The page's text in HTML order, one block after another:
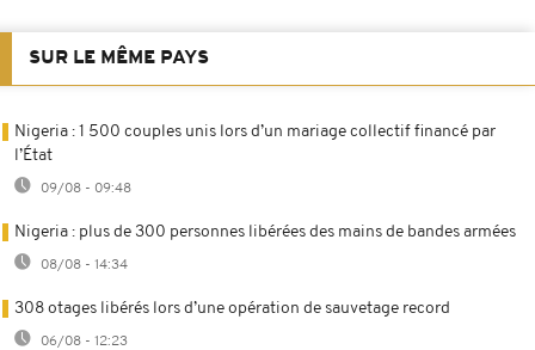
SUR LE MÊME PAYS
Nigeria : 1 500 couples unis lors d’un mariage collectif financé par
l’État
09/08 - 09:48
Nigeria : plus de 300 personnes libérées des mains de bandes armées
08/08 - 14:34
308 otages libérés lors d’une opération de sauvetage record
06/08 - 12:23